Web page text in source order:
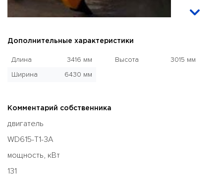
Дополнительные характеристики
Длина
3416 мм
Ширина
6430 мм
Высота 3015 мм
Комментарий собственника
двигатель
WD615-T1-3A
мощность, кВт
131